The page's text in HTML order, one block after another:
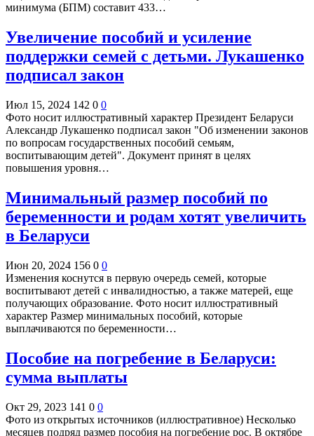
минимума (БПМ) составит 433…
Увеличение пособий и усиление
поддержки семей с детьми. Лукашенко
подписал закон
Июл 15, 2024 142 0 0
Фото носит иллюстративный характер Президент Беларуси
Александр Лукашенко подписал закон "Об изменении законов
по вопросам государственных пособий семьям,
воспитывающим детей". Документ принят в целях
повышения уровня…
Минимальный размер пособий по
беременности и родам хотят увеличить
в Беларуси
Июн 20, 2024 156 0 0
Изменения коснутся в первую очередь семей, которые
воспитывают детей с инвалидностью, а также матерей, еще
получающих образование. Фото носит иллюстративный
характер Размер минимальных пособий, которые
выплачиваются по беременности…
Пособие на погребение в Беларуси:
сумма выплаты
Окт 29, 2023 141 0 0
Фото из открытых источников (иллюстративное) Несколько
месяцев подряд размер пособия на погребение рос. В октябре